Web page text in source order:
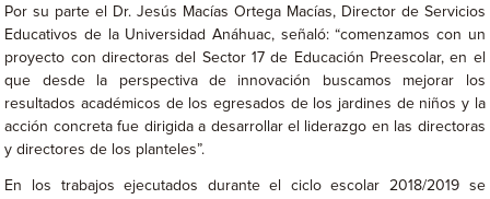
Por su parte el Dr. Jesús Macías Ortega Macías, Director de Servicios
Educativos de la Universidad Anáhuac, señaló: “comenzamos con un
proyecto con directoras del Sector 17 de Educación Preescolar, en el
que desde la perspectiva de innovación buscamos mejorar los
resultados académicos de los egresados de los jardines de niños y la
acción concreta fue dirigida a desarrollar el liderazgo en las directoras
y directores de los planteles”.
En los trabajos ejecutados durante el ciclo escolar 2018/2019 se